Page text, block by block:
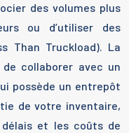
des volumes plus
ou d’utiliser des
Than Truckload). La
collaborer avec un
possède un entrepôt
de votre inventaire,
et les coûts de